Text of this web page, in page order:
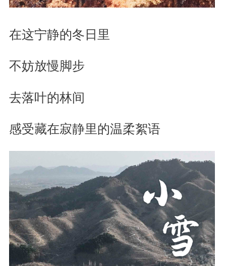
在这宁静的冬日里
不妨放慢脚步
去落叶的林间
感受藏在寂静里的温柔絮语